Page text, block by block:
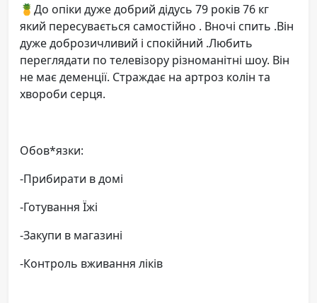
🍍До опіки дуже добрий дідусь 79 років 76 кг
який пересувається самостійно . Вночі спить .Він
дуже доброзичливий і спокійний .Любить
переглядати по телевізору різноманітні шоу. Він
не має деменції. Страждає на артроз колін та
хвороби серця.
Обов*язки:
-Прибирати в домі
-Готування Їжі
-Закупи в магазині
-Контроль вживання ліків